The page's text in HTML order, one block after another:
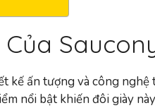
kế ấn tượng và công
nổi bật khiến đôi giày